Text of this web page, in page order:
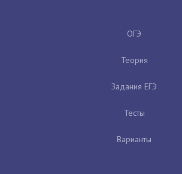
ОГЭ
Теория
Задания ЕГЭ
Тесты
Варианты